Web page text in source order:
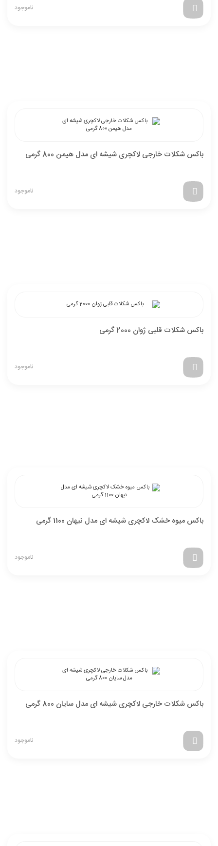
ناموجود
باکس شکلات خارجی لاکچری شیشه ای مدل هیمن 800 گرمی
ناموجود
باکس شکلات قلبی ژوان 2000 گرمی
ناموجود
باکس میوه خشک لاکچری شیشه ای مدل نیهان 1100 گرمی
ناموجود
باکس شکلات خارجی لاکچری شیشه ای مدل سایان 800 گرمی
ناموجود